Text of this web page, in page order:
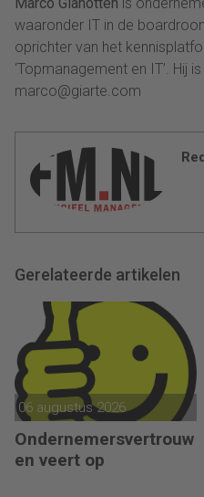
waaronder IT in de
oprichter van het
‘Topmanagement en IT’. Hij
marco@giarte.com
Gerelateerde artikelen
06 augustus 2026
Ondernemersvertrouw
en veert op